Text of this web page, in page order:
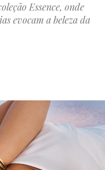
Essence, onde
evocam a beleza da